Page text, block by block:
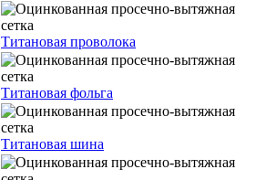
Титановая проволока
Титановая фольга
Титановая шина